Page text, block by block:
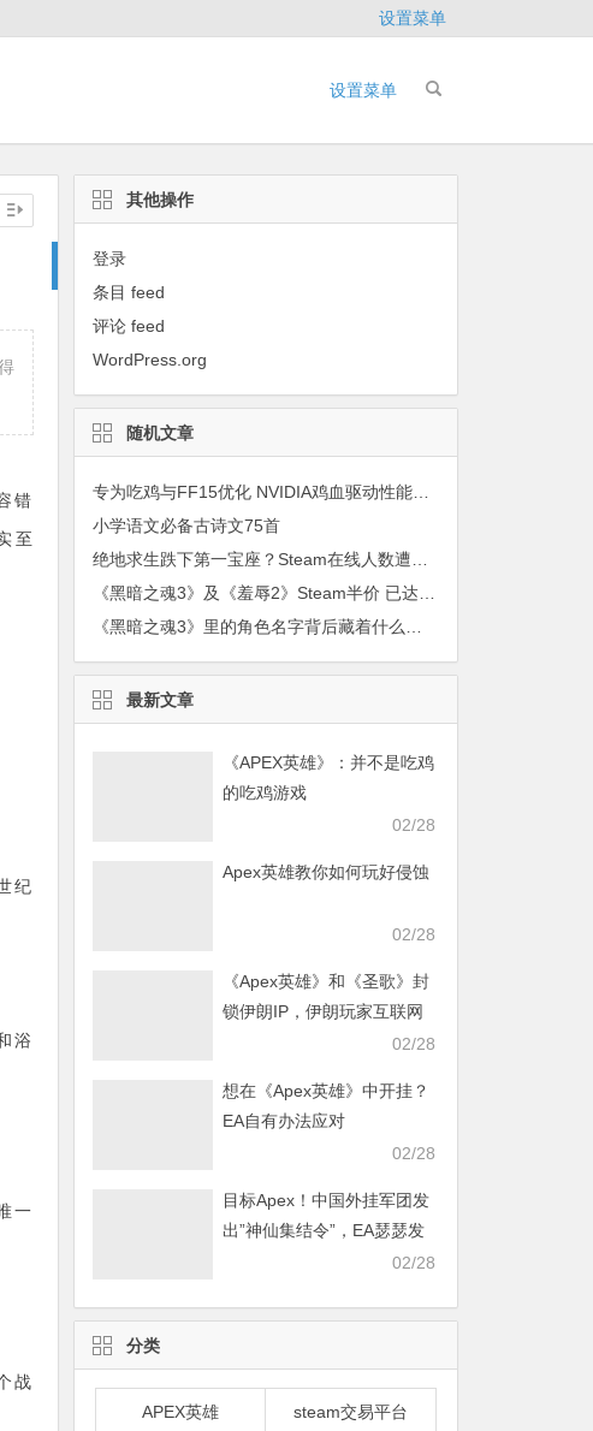
设置菜单
设置菜单
错
至
纪
浴
一
战
其他操作
登录
条目 feed
评论 feed
WordPress.org
随机文章
专为吃鸡与FF15优化 NVIDIA鸡血驱动性能大提升
小学语文必备古诗文75首
最新文章
《APEX英雄》：并不是吃鸡
的吃鸡游戏
02/28
Apex英雄教你如何玩好侵蚀
02/28
《Apex英雄》和《圣歌》封
锁伊朗IP，伊朗玩家互联网
02/28
想在《Apex英雄》中开挂？
EA自有办法应对
02/28
目标Apex！中国外挂军团发
出”神仙集结令”，EA瑟瑟发
02/28
分类
APEX英雄 steam交易平台